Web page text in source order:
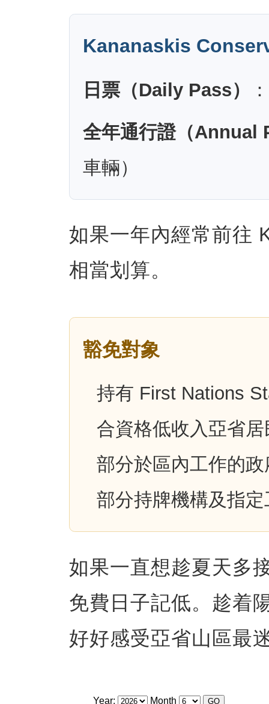
Kananaskis
日票（Daily Pass）
全年通行證（Annual
車輛）
如果一年內經常前往
相當划算。
豁免對象
持有 First Nations
合資格低收入亞省居
部分於區內工作的
部分持牌機構及指
如果一直想趁夏天多
免費日子記低。趁着
好好感受亞省山區最
Year: Month